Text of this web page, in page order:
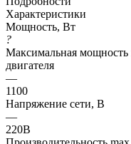
Характеристики
Мощность, Вт
?
Максимальная мощность
двигателя
—
1100
Напряжение сети, В
—
220В